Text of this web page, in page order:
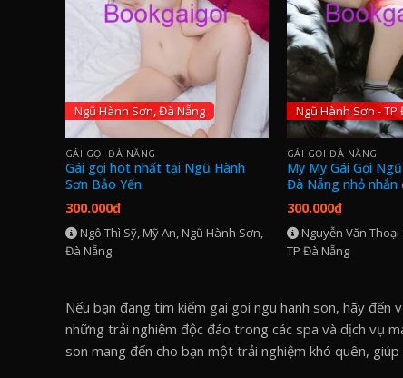
Ngũ Hành Sơn, Đà Nẵng
GÁI GỌI ĐÀ NẴNG
Gái gọi hot nhất tại Ngũ Hành
Sơn Bảo Yến
300.000₫
Ngô Thì Sỹ, Mỹ An, Ngũ Hành Sơn,
Đà Nẵng
Ngũ Hành Sơn - TP
GÁI GỌI ĐÀ NẴNG
My My Gái Gọi
Đà Nẵng nhỏ nhắn
300.000₫
Nguyễn Văn
TP Đà Nẵng
Nếu bạn đang tìm kiếm gai goi ngu hanh son, hãy
những trải nghiệm độc đáo trong các spa và dịch vụ
son mang đến cho bạn một trải nghiệm khó quên,